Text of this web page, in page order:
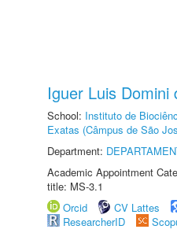
Iguer Luis Domini
School: Instituto de
Exatas (Câmpus de São
Department:
Academic Appointment
title: MS-3.1
Orcid
CV Lattes
ResearcherID